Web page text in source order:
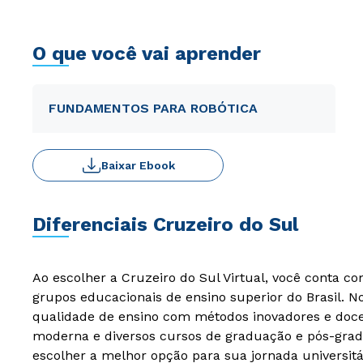
O que você vai aprender
FUNDAMENTOS PARA ROBÓTICA
Baixar Ebook
Diferenciais Cruzeiro do Sul
Ao escolher a Cruzeiro do Sul Virtual, você conta
grupos educacionais de ensino superior do Brasil.
qualidade de ensino com métodos inovadores e
moderna e diversos cursos de graduação e pós-
escolher a melhor opção para sua jornada